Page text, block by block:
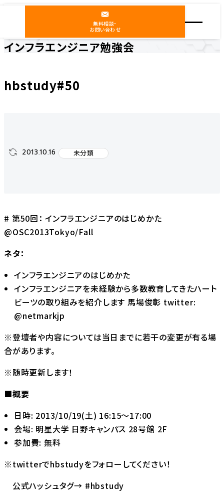
無料相談・
お問い合わせ
インフラエンジニア勉強会
hbstudy#50
2013.10.16 未分類
# 第50回： インフラエンジニアのはじめかた
@OSC2013Tokyo/Fall
ネタ：
インフラエンジニアのはじめかた
インフラエンジニアを未経験から多数教育してきたハート
ビーツの取り組みを紹介します 馬場俊彰 twitter:
@netmarkjp
※登壇者や内容については当日までに若干の変更が有る場
合があります。
※随時更新します！
■概要
日時: 2013/10/19(土) 16:15～17:00
会場: 明星大学 日野キャンパス 28号館 2F
参加費: 無料
※twitterでhbstudyをフォローしてください！
公式ハッシュタグ→ #hbstudy